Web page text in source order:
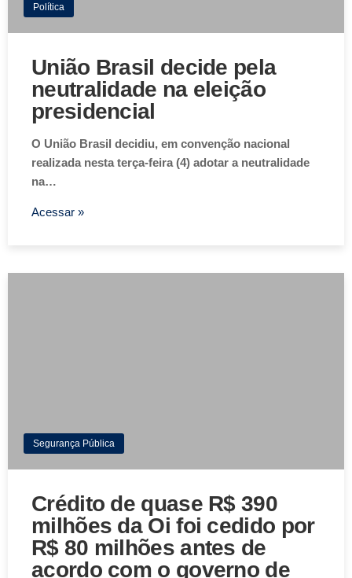
Política
União Brasil decide pela
neutralidade na eleição
presidencial
O União Brasil decidiu, em convenção nacional
realizada nesta terça-feira (4) adotar a neutralidade
na…
Acessar »
Segurança Pública
Crédito de quase R$ 390
milhões da Oi foi cedido por
R$ 80 milhões antes de
acordo com o governo de